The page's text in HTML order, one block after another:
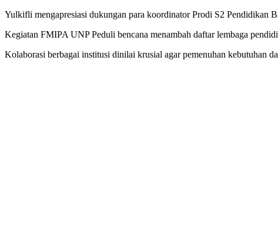
Yulkifli⁣ mengapresiasi dukungan para koordinator Prodi S2 Pendidikan
Kegiatan FMIPA‌ UNP Peduli ⁢bencana menambah daftar lembaga
Kolaborasi berbagai ​institusi dinilai krusial agar pemenuhan ⁣kebutuhan‌